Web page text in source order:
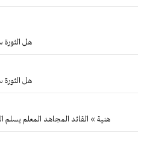
هل الثورة
هل الثورة
« هنية » القائد المجاهد المعلم يسلم